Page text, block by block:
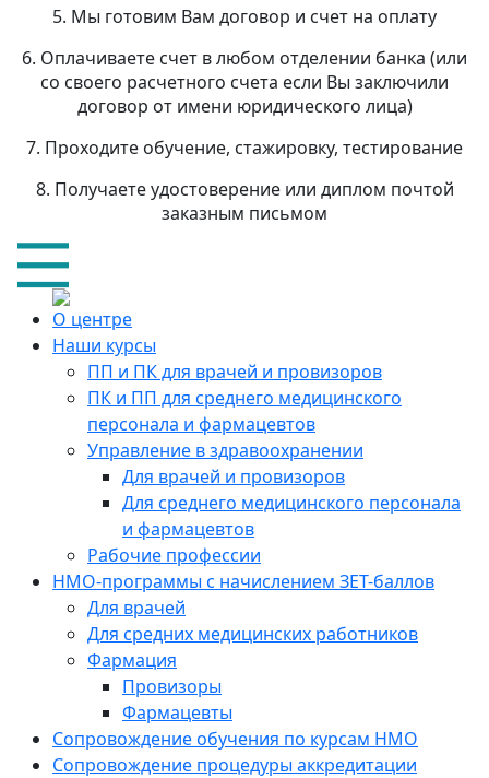
5. Мы готовим Вам договор и счет на оплату
6. Оплачиваете счет в любом отделении банка (или
со своего расчетного счета если Вы заключили
договор от имени юридического лица)
7. Проходите обучение, стажировку, тестирование
8. Получаете удостоверение или диплом почтой
заказным письмом
О центре
Наши курсы
ПП и ПК для врачей и провизоров
ПК и ПП для среднего медицинского
персонала и фармацевтов
Управление в здравоохранении
Для врачей и провизоров
Для среднего медицинского персонала
и фармацевтов
Рабочие профессии
НМО-программы с начислением ЗЕТ-баллов
Для врачей
Для средних медицинских работников
Фармация
Провизоры
Фармацевты
Сопровождение обучения по курсам НМО
Сопровождение процедуры аккредитации